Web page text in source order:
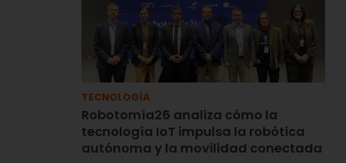
TECNOLOGÍA
Robotomía26 analiza cómo la
tecnología IoT impulsa la robótica
autónoma y la movilidad conectada